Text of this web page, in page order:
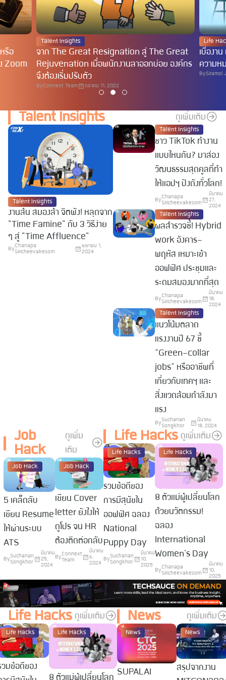
รือ
Zoom
Talent Insights
จาก The Great Resignation สู่ The Great
Rejuvenation เมื่อพนักงานลาออกบ่อย องค์กร
จึงต้องเริ่มปรับตัว
ByConnext Team ตุลาคม 11, 2022
Life
เบื่องา
ความห
BySiramol
Talent Insights ดูเพิ่มเติม
Talent Insights
งานล้น สมองล้า จิตพัง! หลุดจาก
"Time Famine" กับ 3 วิธีง่าย
ๆ สู่ "Time Affluence"
By
Chanapa
Siricheevakesorn
เมษายน 1,
2024
Talent Insights
ชาว TikTok ทำงาน
แบบไหนกัน? มาส่อง
วัฒนธรรมสุดคูลที่ทำ
ให้แอปฯ ปังดังทั่วโลก!
By
Chanapa
Siricheevakesorn
มีนาคม
27,
2024
Talent Insights
ผลสำรวจชี้! Hybrid
work อังคาร-
พฤหัส เหมาะเข้า
ออฟฟิศ ประชุมและ
ระดมสมองมากที่สุด
By
Chanapa
Siricheevakesorn
มีนาคม
18,
2024
Talent Insights
แนวโน้มตลาด
แรงงานปี 67 ชี้
“Green-collar
jobs” หรืออาชีพที่
เกี่ยวกับเทคฯ และ
สิ่งแวดล้อมกำลังมา
แรง
By
Suchanan
Songkhor
มีนาคม
18, 2024
Job
Hack
ดูเพิ่ม
เติม
Job Hack
5 เคล็ดลับ
เขียน Resume
ให้ผ่านระบบ
ATS
By
Suchanan
Songkhor
มีนาคม
25,
2024
Job Hack
เขียน Cover
letter ยังไงให้
ดูโปร จน HR
ต้องติดต่อกลับ
By
Connext
Team
มีนาคม
6,
2024
Life Hacks ดูเพิ่มเติม
Life Hacks
รวมข้อดีของ
การมีสุนัขใน
ออฟฟิศ ฉลอง
National
Puppy Day
By
Suchanan
Songkhor
มีนาคม
10,
2025
Life Hacks
8 ตัวแม่ผู้เปลี่ยนโลก
ด้วยนวัตกรรม!
ฉลอง
International
Women's Day
By
Chanapa
Siricheevakesorn
มีนาคม
10,
2025
Life Hacks ดูเพิ่มเติม
Life Hacks
วมข้อดีของ
Life Hacks
8 ตัวแม่ผู้เปลี่ยนโลก
News ดูเพิ่มเติม
News
SUPALAI
News
สรุปจากงาน